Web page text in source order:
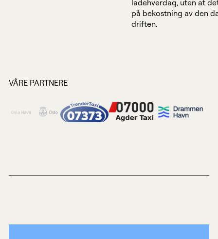
ladehverdag, uten at
på bekostning av den
driften.
VÅRE PARTNERE